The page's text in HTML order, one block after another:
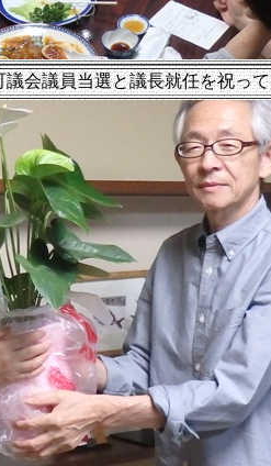
会議員当選と議長就任を祝って